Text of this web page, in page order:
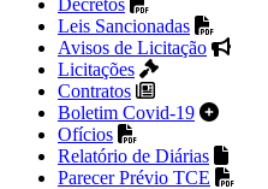
Leis Sancionadas
Avisos de Licitação
Licitações
Contratos
Boletim Covid-19
Ofícios
Relatório de Diárias
Parecer Prévio TCE